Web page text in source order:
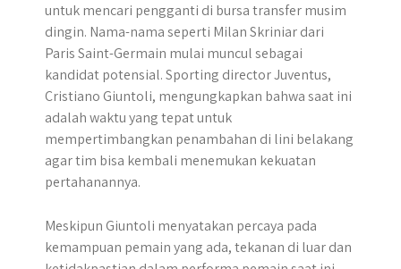
untuk mencari pengganti di bursa transfer musim
dingin. Nama-nama seperti Milan Skriniar dari
Paris Saint-Germain mulai muncul sebagai
kandidat potensial. Sporting director Juventus,
Cristiano Giuntoli, mengungkapkan bahwa saat ini
adalah waktu yang tepat untuk
mempertimbangkan penambahan di lini belakang
agar tim bisa kembali menemukan kekuatan
pertahanannya.
Meskipun Giuntoli menyatakan percaya pada
kemampuan pemain yang ada, tekanan di luar dan